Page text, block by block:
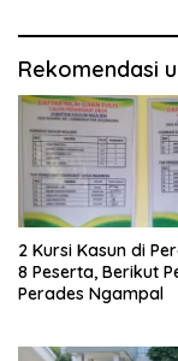
Rekomendasi
2 Kursi Kasun di
8 Peserta, Berikut
Perades Ngampal